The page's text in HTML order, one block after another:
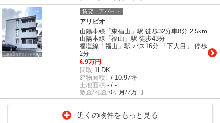
賃貸｜アパート
アリビオ
山陽本線「東福山」駅 徒歩32分車8分 2.5km
山陽本線「福山」駅 徒歩43分
福塩線「福山」駅 バス16分 「下大目」 停歩
2分
6.9万円
間取:1LDK
建物面積:- / 10.97坪
土地面積:- / -
敷金/礼金:0ヶ月/7万円
近くの物件をもっと見る